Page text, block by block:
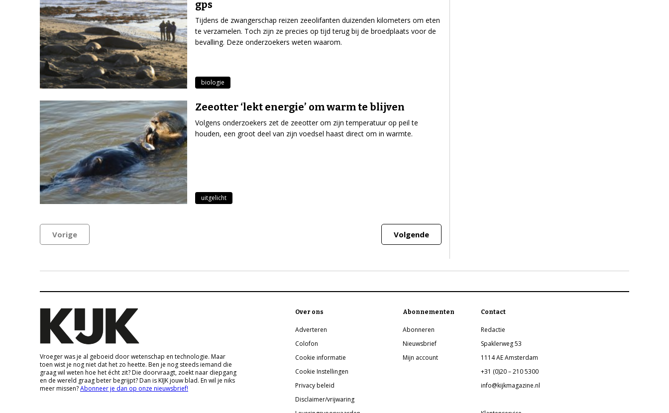
gps
Tijdens de zwangerschap reizen zeeolifanten duizenden kilometers om eten
te verzamelen. Toch zijn ze precies op tijd terug bij de broedplaats voor de
bevalling. Deze onderzoekers weten waarom.
biologie
Zeeotter ‘lekt energie’ om warm te blijven
Volgens onderzoekers zet de zeeotter om zijn temperatuur op peil te
houden, een groot deel van zijn voedsel haast direct om in warmte.
uitgelicht
Vorige Volgende
Vroeger was je al geboeid door wetenschap en technologie. Maar
toen wist je nog niet dat het zo heette. Ben je nog steeds iemand die
graag wil weten hoe het écht zit? Die doorvraagt, zoekt naar diepgang
en de wereld graag beter begrijpt? Dan is KIJK jouw blad. En wil je niks
meer missen?Abonneer je dan op onze nieuwsbrief!
Over ons
Adverteren
Colofon
Cookie informatie
Cookie Instellingen
Privacy beleid
Disclaimer/vrijwaring
Abonnementen
Abonneren
Nieuwsbrief
Mijn account
Contact
Redactie
Spaklerweg 53
1114 AE Amsterdam
+31 (0)20 – 210 5300
info@kijkmagazine.nl